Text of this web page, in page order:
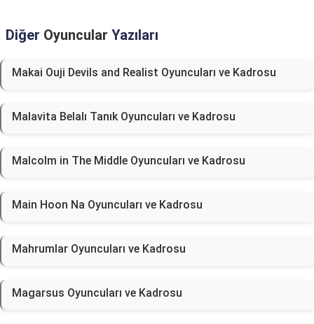
Diğer Oyuncular Yazıları
Makai Ouji Devils and Realist Oyuncuları ve Kadrosu
Malavita Belalı Tanık Oyuncuları ve Kadrosu
Malcolm in The Middle Oyuncuları ve Kadrosu
Main Hoon Na Oyuncuları ve Kadrosu
Mahrumlar Oyuncuları ve Kadrosu
Magarsus Oyuncuları ve Kadrosu